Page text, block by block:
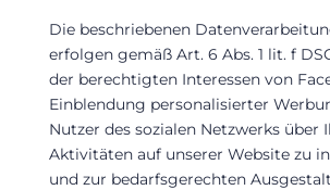
Die beschriebenen
erfolgen gemäß Art. 6 Abs. 1 lit. f
der berechtigten Interessen von
Einblendung personalisierter
Nutzer des sozialen Netzwerks über
Aktivitäten auf unserer Website zu
und zur bedarfsgerechten